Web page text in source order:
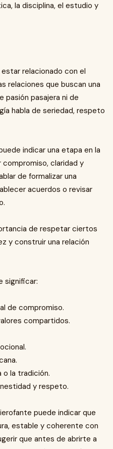
la disciplina, el estudio y
estar relacionado con el
relaciones que buscan una
pasión pasajera ni de
habla de seriedad, respeto
indicar una etapa en la
claridad y
de formalizar una
acuerdos o revisar
de respetar ciertos
y construir una relación
significar:
de compromiso.
compartidos.
o la tradición.
y respeto.
puede indicar que
estable y coherente con
que antes de abrirte a